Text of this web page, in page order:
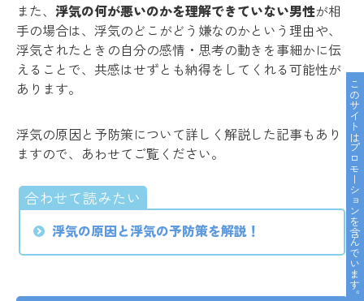
また、 浮気の何が悪いのかを理解できていない男性が相
手の場合は、浮気のどこがどう嫌なのかという理由や、
浮気されたときの自分の感情・思考の動きを事細かに伝
えることで、共感はせずとも納得をしてくれる可能性が
あります。
浮気の原因と予防策について詳しく解説した記事もあり
ますので、あわせてご覧ください。
浮気の原因と浮気の予防策を解説！ このサイトはプロモーションを含んでいます。